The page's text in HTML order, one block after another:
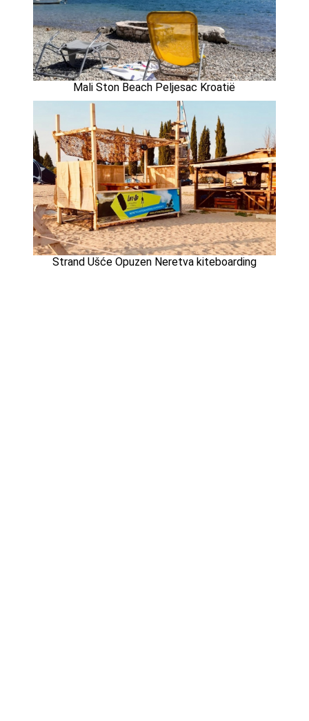
Mali Ston Beach Peljesac Kroatië
Strand Ušće Opuzen Neretva kiteboarding